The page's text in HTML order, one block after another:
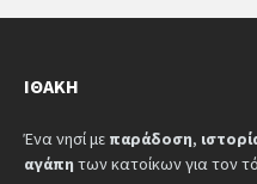
ΙΘΆΚΗ
Ένα νησί με παράδοση,
αγάπη των κατοίκων για τον